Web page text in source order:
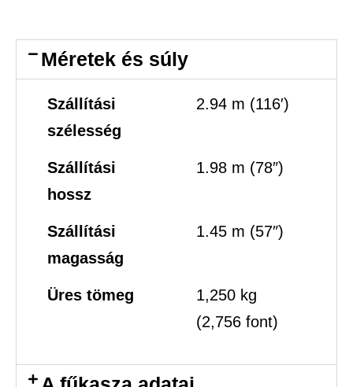
Méretek és súly
Szállítási
szélesség
2.94 m (116′)
Szállítási
hossz
1.98 m (78″)
Szállítási
magasság
1.45 m (57″)
Üres tömeg
1,250 kg
(2,756 font)